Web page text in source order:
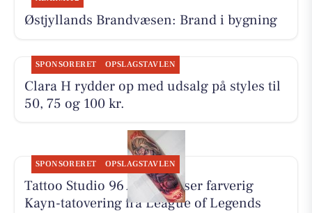
Østjyllands Brandvæsen: Brand i bygning
SPONSORERET OPSLAGSTAVLEN
Clara H rydder op med udsalg på styles til
50, 75 og 100 kr.
SPONSORERET OPSLAGSTAVLEN
Tattoo Studio 96 Aarhus viser farverig
Kayn-tatovering fra League of Legends